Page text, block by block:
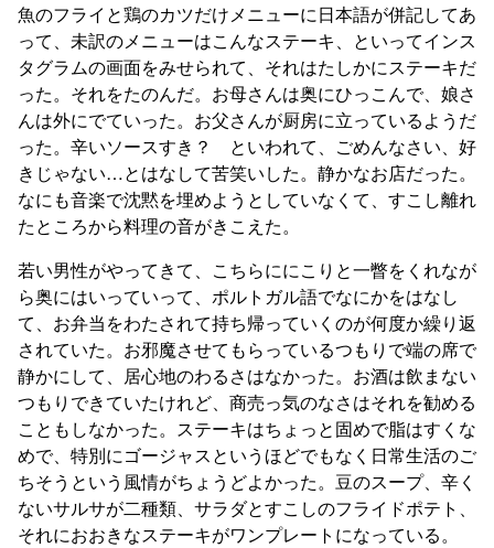
魚のフライと鶏のカツだけメニューに日本語が併記してあ
って、未訳のメニューはこんなステーキ、といってインス
タグラムの画面をみせられて、それはたしかにステーキだ
った。それをたのんだ。お母さんは奥にひっこんで、娘さ
んは外にでていった。お父さんが厨房に立っているようだ
った。辛いソースすき？ といわれて、ごめんなさい、好
きじゃない…とはなして苦笑いした。静かなお店だった。
なにも音楽で沈黙を埋めようとしていなくて、すこし離れ
たところから料理の音がきこえた。
若い男性がやってきて、こちらににこりと一瞥をくれなが
ら奥にはいっていって、ポルトガル語でなにかをはなし
て、お弁当をわたされて持ち帰っていくのが何度か繰り返
されていた。お邪魔させてもらっているつもりで端の席で
静かにして、居心地のわるさはなかった。お酒は飲まない
つもりできていたけれど、商売っ気のなさはそれを勧める
こともしなかった。ステーキはちょっと固めで脂はすくな
めで、特別にゴージャスというほどでもなく日常生活のご
ちそうという風情がちょうどよかった。豆のスープ、辛く
ないサルサが二種類、サラダとすこしのフライドポテト、
それにおおきなステーキがワンプレートになっている。